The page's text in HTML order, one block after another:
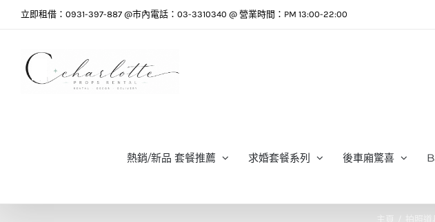
立即租借：0931-397-887 @市內電話：03-3310340 @ 營業時間：PM 13:00-22:00
熱銷/新品 套餐推薦 求婚套餐系列 後車廂驚喜